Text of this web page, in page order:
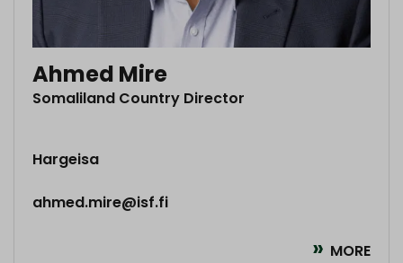
Ahmed Mire
Somaliland Country Director
Hargeisa
ahmed.mire@isf.fi
MORE